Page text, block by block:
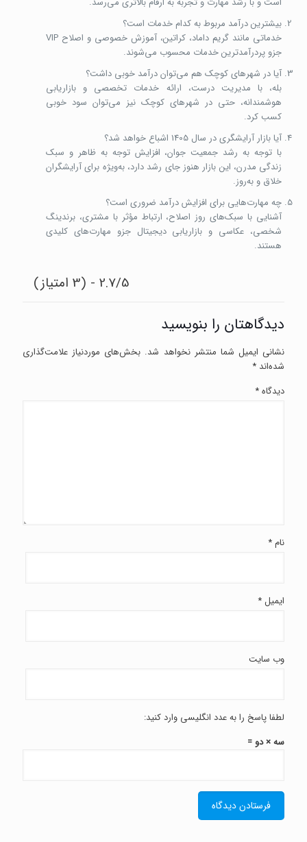
بیشترین درآمد مربوط به کدام خدمات است؟
خدماتی مانند گریم داماد، کراتین، آموزش خصوصی و اصلاح VIP
جزو پردرآمدترین خدمات محسوب می‌شوند.
آیا در شهرهای کوچک هم می‌توان درآمد خوبی داشت؟
بله، با مدیریت درست، ارائه خدمات تخصصی و بازاریابی
هوشمندانه، حتی در شهرهای کوچک نیز می‌توان سود خوبی
کسب کرد.
آیا بازار آرایشگری در سال 1405 اشباع خواهد شد؟
با توجه به رشد جمعیت جوان، افزایش توجه به ظاهر و سبک
زندگی مدرن، این بازار هنوز جای رشد دارد، به‌ویژه برای آرایشگران
خلاق و به‌روز.
چه مهارت‌هایی برای افزایش درآمد ضروری است؟
آشنایی با سبک‌های روز اصلاح، ارتباط مؤثر با مشتری، برندینگ
شخصی، عکاسی و بازاریابی دیجیتال جزو مهارت‌های کلیدی
هستند.
2.7/5 - (3 امتیاز)
دیدگاهتان را بنویسید
نشانی ایمیل شما منتشر نخواهد شد. بخش‌های موردنیاز علامت‌گذاری
شده‌اند *
دیدگاه*
نام*
ایمیل *
وب‌ سایت
لطفا پاسخ را به عدد انگلیسی وارد کنید:
سه × دو =